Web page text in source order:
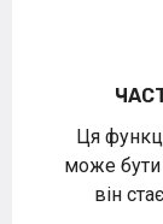
Ця
може бути
він